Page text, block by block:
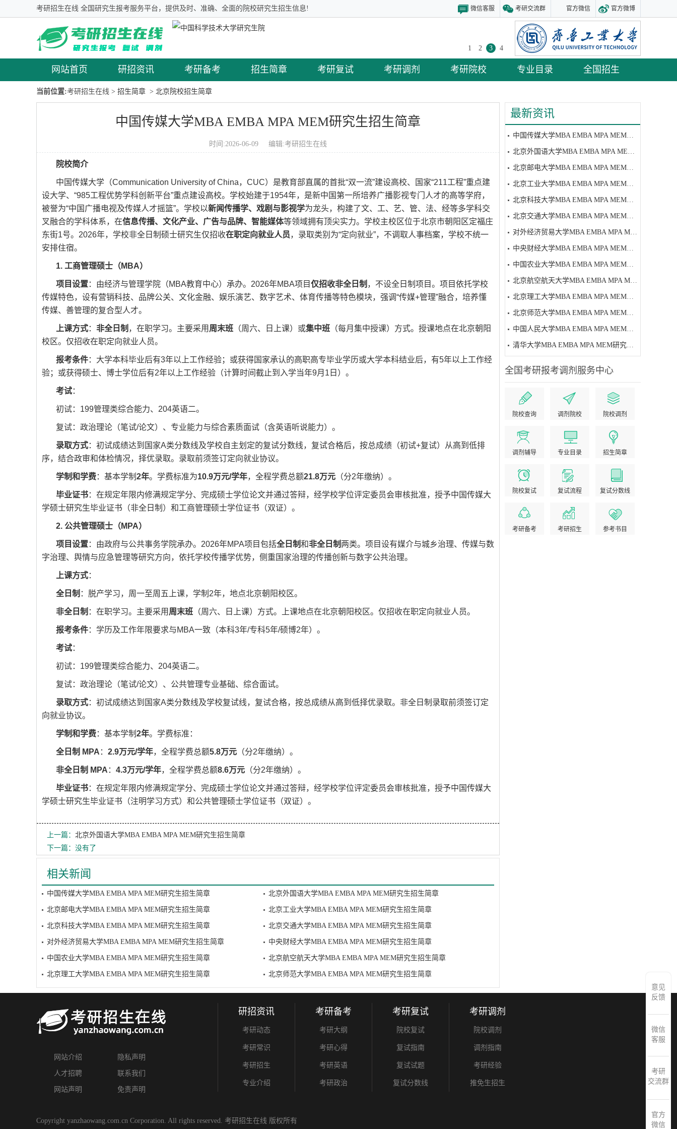
考研招生在线 全国研究生报考服务平台，提供及时、准确、全面的院校研究生招生信息! 官方微博
官方微信
考研交流群
微信客服
1 2 3 4
网站首页 研招资讯 考研备考 招生简章 考研复试 考研调剂 考研院校 专业目录 全国招生
当前位置:考研招生在线 > 招生简章 > 北京院校招生简章
最新资讯
中国传媒大学MBA EMBA MPA MEM研究生招生简章
北京外国语大学MBA EMBA MPA MEM研究生招生简章
北京邮电大学MBA EMBA MPA MEM研究生招生简章
北京工业大学MBA EMBA MPA MEM研究生招生简章
北京科技大学MBA EMBA MPA MEM研究生招生简章
北京交通大学MBA EMBA MPA MEM研究生招生简章
对外经济贸易大学MBA EMBA MPA MEM研究生招生简章
中央财经大学MBA EMBA MPA MEM研究生招生简章
中国农业大学MBA EMBA MPA MEM研究生招生简章
北京航空航天大学MBA EMBA MPA MEM研究生招生简章
北京理工大学MBA EMBA MPA MEM研究生招生简章
北京师范大学MBA EMBA MPA MEM研究生招生简章
中国人民大学MBA EMBA MPA MEM研究生招生简章
清华大学MBA EMBA MPA MEM研究生招生简章
全国考研报考调剂服务中心
院校查询 调剂院校 院校调剂
调剂辅导 专业目录 招生简章
院校复试 复试流程 复试分数线
考研备考 考研招生 参考书目
中国传媒大学MBA EMBA MPA MEM研究生招生简章
时间:2026-06-09 编辑:考研招生在线
院校简介
中国传媒大学（Communication University of China，CUC）是教育部直属的首批“双一流”建设高校、国家“211工程”重点建
设大学、“985工程优势学科创新平台”重点建设高校。学校始建于1954年，是新中国第一所培养广播影视专门人才的高等学府，
被誉为“中国广播电视及传媒人才摇篮”。学校以新闻传播学、戏剧与影视学为龙头，构建了文、工、艺、管、法、经等多学科交
叉融合的学科体系，在信息传播、文化产业、广告与品牌、智能媒体等领域拥有顶尖实力。学校主校区位于北京市朝阳区定福庄
东街1号。2026年，学校非全日制硕士研究生仅招收在职定向就业人员，录取类别为“定向就业”，不调取人事档案，学校不统一
安排住宿。
1. 工商管理硕士（MBA）
项目设置：由经济与管理学院（MBA教育中心）承办。2026年MBA项目仅招收非全日制 ，不设全日制项目。项目依托学校
传媒特色，设有营销科技、品牌公关、文化金融、娱乐演艺、数字艺术、体育传播等特色模块，强调“传媒+管理”融合，培养懂
传媒、善管理的复合型人才。
上课方式： 非全日制 ，在职学习。主要采用 周末班 （周六、日上课）或集中班 （每月集中授课）方式。授课地点在北京朝阳
校区。仅招收在职定向就业人员。
报考条件：大学本科毕业后有3年以上工作经验；或获得国家承认的高职高专毕业学历或大学本科结业后，有5年以上工作经
验；或获得硕士、博士学位后有2年以上工作经验（计算时间截止到入学当年9月1日）。
考试：
初试：199管理类综合能力、204英语二。
复试：政治理论（笔试/论文）、专业能力与综合素质面试（含英语听说能力）。
录取方式：初试成绩达到国家A类分数线及学校自主划定的复试分数线，复试合格后，按总成绩（初试+复试）从高到低排
序，结合政审和体检情况，择优录取。录取前须签订定向就业协议。
学制和学费：基本学制 2年。学费标准为10.9万元/学年，全程学费总额21.8万元 （分2年缴纳）。
毕业证书：在规定年限内修满规定学分、完成硕士学位论文并通过答辩，经学校学位评定委员会审核批准，授予中国传媒大
学硕士研究生毕业证书（非全日制）和工商管理硕士学位证书（双证）。
2. 公共管理硕士（MPA）
项目设置：由政府与公共事务学院承办。2026年MPA项目包括全日制和非全日制 两类。项目设有媒介与城乡治理、传媒与数
字治理、舆情与应急管理等研究方向，依托学校传播学优势，侧重国家治理的传播创新与数字公共治理。
上课方式：
全日制 ：脱产学习，周一至周五上课，学制2年，地点北京朝阳校区。
非全日制 ：在职学习。主要采用 周末班 （周六、日上课）方式。上课地点在北京朝阳校区。仅招收在职定向就业人员。
报考条件：学历及工作年限要求与MBA一致（本科3年/专科5年/硕博2年）。
考试：
初试：199管理类综合能力、204英语二。
复试：政治理论（笔试/论文）、公共管理专业基础、综合面试。
录取方式：初试成绩达到国家A类分数线及学校复试线，复试合格，按总成绩从高到低择优录取。非全日制录取前须签订定
向就业协议。
学制和学费：基本学制 2年。学费标准：
全日制 MPA ： 2.9万元/学年，全程学费总额5.8万元 （分2年缴纳）。
非全日制 MPA ： 4.3万元/学年，全程学费总额8.6万元 （分2年缴纳）。
毕业证书：在规定年限内修满规定学分、完成硕士学位论文并通过答辩，经学校学位评定委员会审核批准，授予中国传媒大
学硕士研究生毕业证书（注明学习方式）和公共管理硕士学位证书（双证）。
上一篇： 北京外国语大学MBA EMBA MPA MEM研究生招生简章
下一篇：没有了
相关新闻
中国传媒大学MBA EMBA MPA MEM研究生招生简章 北京外国语大学MBA EMBA MPA MEM研究生招生简章
北京邮电大学MBA EMBA MPA MEM研究生招生简章 北京工业大学MBA EMBA MPA MEM研究生招生简章
北京科技大学MBA EMBA MPA MEM研究生招生简章 北京交通大学MBA EMBA MPA MEM研究生招生简章
对外经济贸易大学MBA EMBA MPA MEM研究生招生简章 中央财经大学MBA EMBA MPA MEM研究生招生简章
中国农业大学MBA EMBA MPA MEM研究生招生简章 北京航空航天大学MBA EMBA MPA MEM研究生招生简章
北京理工大学MBA EMBA MPA MEM研究生招生简章 北京师范大学MBA EMBA MPA MEM研究生招生简章
网站介绍 隐私声明
人才招聘 联系我们
网站声明 免责声明
研招资讯
考研动态
考研常识
考研招生
专业介绍
考研备考
考研大纲
考研心得
考研英语
考研政治
考研复试
院校复试
复试指南
复试试题
复试分数线
考研调剂
院校调剂
调剂指南
考研经验
推免生招生
Copyright yanzhaowang.com.cn Corporation. All rights reserved. 考研招生在线 版权所有
意见
反馈
微信
客服
考研
交流群
官方
微信